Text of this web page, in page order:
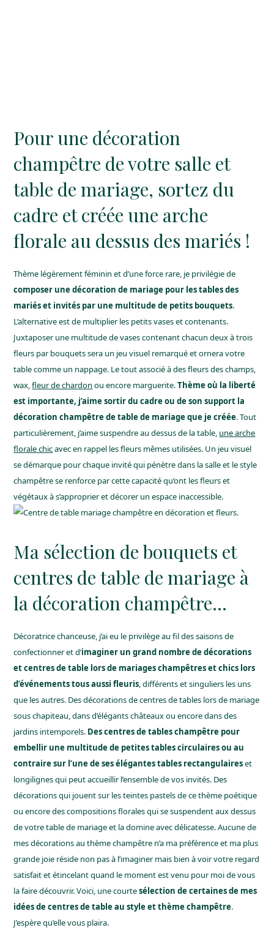
Pour une décoration
champêtre de votre salle et
table de mariage, sortez du
cadre et créée une arche
florale au dessus des mariés !
Thème légèrement féminin et d’une force rare, je privilégie de
composer une décoration de mariage pour les tables des
mariés et invités par une multitude de petits bouquets.
L’alternative est de multiplier les petits vases et contenants.
Juxtaposer une multitude de vases contenant chacun deux à trois
fleurs par bouquetssera un jeu visuel remarqué et ornera votre
table comme un nappage. Le tout associé à des fleurs des champs,
wax,fleur de chardon ou encore marguerite.Thème où la liberté
est importante, j’aime sortir du cadre ou de son support la
décoration champêtre de table de mariage que je créée. Tout
particulièrement, j’aime suspendre au dessus de la table, une arche
florale chicavec en rappel les fleurs mêmes utilisées. Un jeu visuel
se démarque pour chaque invité qui pénètre dans la salle et le style
champêtre se renforce par cette capacité qu’ont les fleurs et
végétaux à s’approprier et décorer un espace inaccessible.
Ma sélection de bouquets et
centres de table de mariage à
la décoration champêtre…
Décoratrice chanceuse, j’ai eu le privilège au fil des saisons de
confectionner et d’imaginer un grand nombre de décorations
et centres de table lors de mariages champêtres et chics lors
d’événements tous aussi fleuris, différents et singuliers les uns
que les autres. Des décorations de centres de tables lors de mariage
sous chapiteau, dans d’élégants châteaux ou encore dans des
jardins intemporels. Des centres de tables champêtre pour
embellir une multitude de petites tables circulaires ou au
contraire sur l’une de ses élégantes tables rectangulaireset
longilignes qui peut accueillir l’ensemble de vos invités. Des
décorations qui jouent sur les teintes pastels de ce thème poétique
ou encore des compositions florales qui se suspendent aux dessus
de votre table de mariage et la domine avec délicatesse. Aucune de
mes décorations au thème champêtre n’a ma préférence et ma plus
grande joie réside non pas à l’imaginer mais bien à voir votre regard
satisfait et étincelant quand le moment est venu pour moi de vous
la faire découvrir. Voici, une courtesélection de certaines de mes
idées de centres de table au style et thème champêtre.
J’espère qu’elle vous plaira.